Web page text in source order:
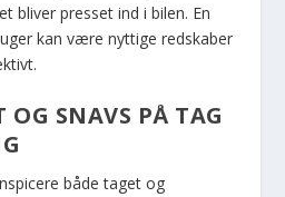
bliver presset ind i bilen. En
kan være nyttige redskaber
OG SNAVS PÅ TAG
både taget og